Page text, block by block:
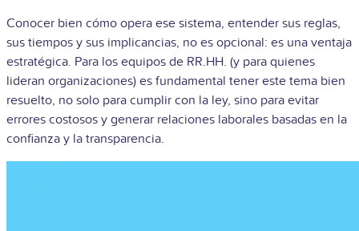
Conocer bien cómo opera ese sistema, entender sus reglas,
sus tiempos y sus implicancias, no es opcional: es una ventaja
estratégica. Para los equipos de RR.HH. (y para quienes
lideran organizaciones) es fundamental tener este tema bien
resuelto, no solo para cumplir con la ley, sino para evitar
errores costosos y generar relaciones laborales basadas en la
confianza y la transparencia.